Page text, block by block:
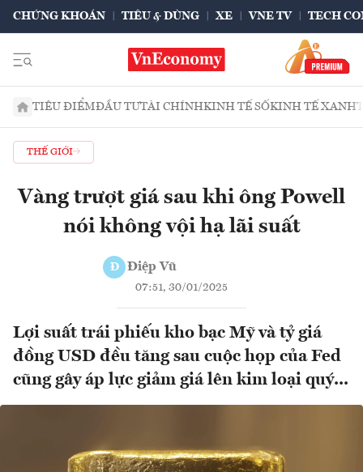
CHỨNG KHOÁN TIÊU & DÙNG XE VNE TV TECH
TIÊU ĐIỂMĐẦU TƯTÀI CHÍNHKINH TẾ SỐKINH TẾ XANH
THẾ GIỚI
Vàng trượt giá sau khi ông Powell
nói không vội hạ lãi suất
Đ Điệp Vũ
07:51, 30/01/2025
Lợi suất trái phiếu kho bạc Mỹ và tỷ giá
đồng USD đều tăng sau cuộc họp của Fed
cũng gây áp lực giảm giá lên kim loại quý...